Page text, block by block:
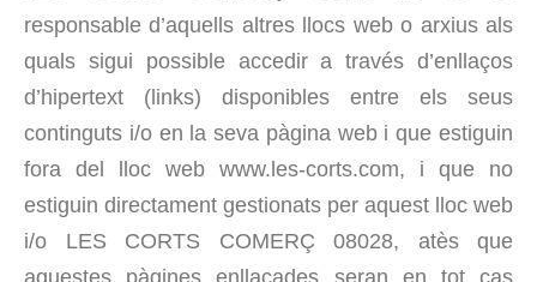
responsable d’aquells altres llocs web o arxius als
quals sigui possible accedir a través d’enllaços
d’hipertext (links) disponibles entre els seus
continguts i/o en la seva pàgina web i que estiguin
fora del lloc web www.les-corts.com, i que no
estiguin directament gestionats per aquest lloc web
i/o LES CORTS COMERÇ 08028, atès que